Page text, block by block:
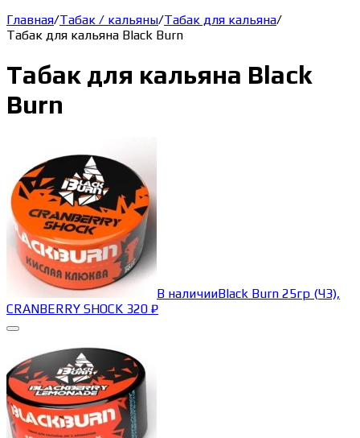
Главная/Табак / кальяны/Табак для кальяна/
Табак для кальяна Black Burn
Табак для кальяна Black
Burn
В наличииBlack Burn 25гр (ЧЗ),
CRANBERRY SHOCK 320 ₽